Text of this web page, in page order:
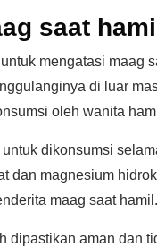
saat
mengatasi maag
di luar
oleh wanita
dikonsumsi
dan magnesium
maag saat hamil.
dipastikan aman dan